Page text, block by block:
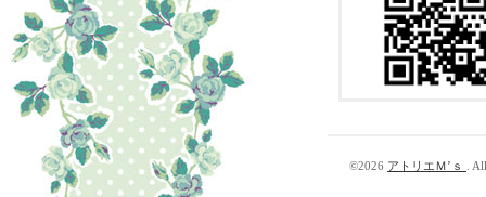
©2026 アトリエＭ’ｓ .